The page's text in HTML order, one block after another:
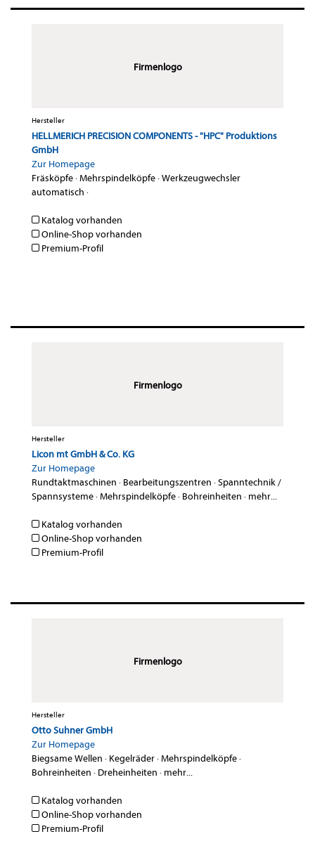
Firmenlogo
Hersteller
HELLMERICH PRECISION COMPONENTS - "HPC" Produktions
GmbH
Zur Homepage
Fräsköpfe·Mehrspindelköpfe·Werkzeugwechsler
automatisch ·
Katalog vorhanden
Online-Shop vorhanden
Premium-Profil
Firmenlogo
Hersteller
Licon mt GmbH & Co. KG
Zur Homepage
Rundtaktmaschinen · Bearbeitungszentren ·Spanntechnik /
Spannsysteme·Mehrspindelköpfe· Bohreinheiten · mehr...
Katalog vorhanden
Online-Shop vorhanden
Premium-Profil
Firmenlogo
Hersteller
Otto Suhner GmbH
Zur Homepage
Biegsame Wellen · Kegelräder·Mehrspindelköpfe·
Bohreinheiten · Dreheinheiten · mehr...
Katalog vorhanden
Online-Shop vorhanden
Premium-Profil